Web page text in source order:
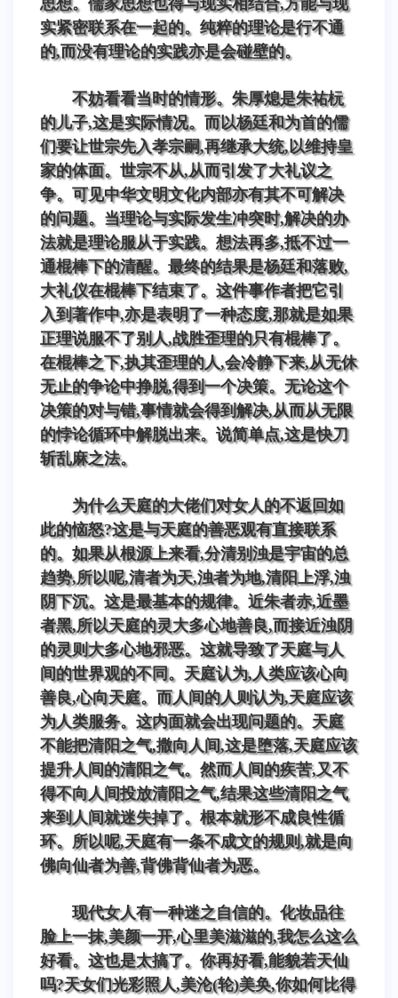
实紧密联系在一起的。纯粹的理论是行不通
的,而没有理论的实践亦是会碰壁的。
不妨看看当时的情形。朱厚熄是朱祐杬
的儿子,这是实际情况。而以杨廷和为首的儒
们要让世宗先入孝宗嗣,再继承大统,以维持皇
家的体面。世宗不从,从而引发了大礼议之
争。可见中华文明文化内部亦有其不可解决
的问题。当理论与实际发生冲突时,解决的办
法就是理论服从于实践。想法再多,抵不过一
通棍棒下的清醒。最终的结果是杨廷和落败,
大礼仪在棍棒下结束了。这件事作者把它引
入到著作中,亦是表明了一种态度,那就是如果
正理说服不了别人,战胜歪理的只有棍棒了。
在棍棒之下,执其歪理的人,会冷静下来,从无休
无止的争论中挣脱,得到一个决策。无论这个
决策的对与错,事情就会得到解决,从而从无限
的悖论循环中解脱出来。说简单点,这是快刀
斩乱麻之法。
为什么天庭的大佬们对女人的不返回如
此的恼怒?这是与天庭的善恶观有直接联系
的。如果从根源上来看,分清别浊是宇宙的总
趋势,所以呢,清者为天,浊者为地,清阳上浮,浊
阴下沉。这是最基本的规律。近朱者赤,近墨
者黑,所以天庭的灵大多心地善良,而接近浊阴
的灵则大多心地邪恶。这就导致了天庭与人
间的世界观的不同。天庭认为,人类应该心向
善良,心向天庭。而人间的人则认为,天庭应该
为人类服务。这内面就会出现问题的。天庭
不能把清阳之气,撒向人间,这是堕落,天庭应该
提升人间的清阳之气。然而人间的疾苦,又不
得不向人间投放清阳之气,结果这些清阳之气
来到人间就迷失掉了。根本就形不成良性循
环。所以呢,天庭有一条不成文的规则,就是向
佛向仙者为善,背佛背仙者为恶。
现代女人有一种迷之自信的。化妆品往
脸上一抹,美颜一开,心里美滋滋的,我怎么这么
好看。这也是太搞了。你再好看,能貌若天仙
吗?天女们光彩照人,美沦(轮)美奂,你如何比得